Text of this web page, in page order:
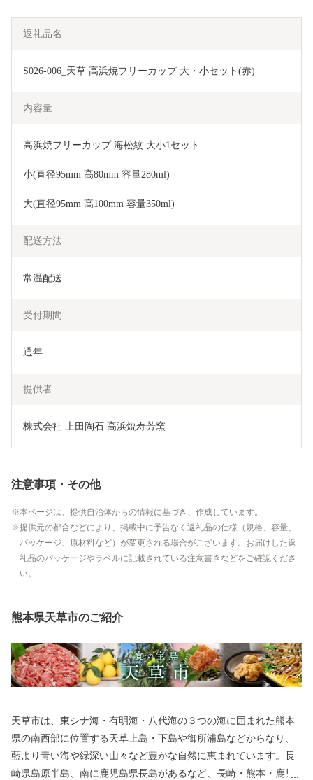
返礼品名
S026-006_天草 高浜焼フリーカップ 大・小セット(赤)
内容量
高浜焼フリーカップ 海松紋 大小1セット
小(直径95mm 高80mm 容量280ml)
大(直径95mm 高100mm 容量350ml)
配送方法
常温配送
受付期間
通年
提供者
株式会社 上田陶石 高浜焼寿芳窯
注意事項・その他
本ページは、提供自治体からの情報に基づき、作成しています。
提供元の都合などにより、掲載中に予告なく返礼品の仕様（規格、容量、
パッケージ、原材料など）が変更される場合がございます。お届けした返
礼品のパッケージやラベルに記載されている注意書きなどをご確認くださ
い。
熊本県天草市のご紹介
天草市は、東シナ海・有明海・八代海の３つの海に囲まれた熊本
県の南西部に位置する天草上島・下島や御所浦島などからなり、
藍より青い海や緑深い山々など豊かな自然に恵まれています。長
崎県島原半島、南に鹿児島県長島があるなど、長崎・熊本・鹿児